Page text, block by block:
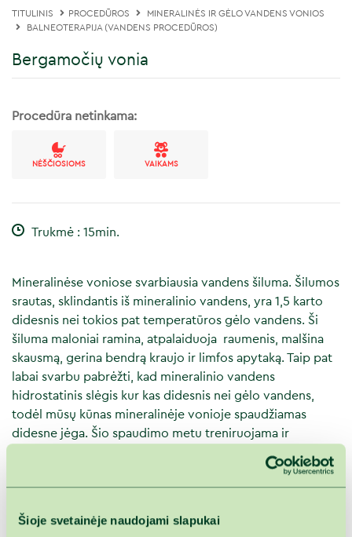
Šioje svetainėje naudojami slapukai
TITULINIS PROCEDŪROS
MINERALINĖS IR GĖLO VANDENS VONIOS
BALNEOTERAPIJA (VANDENS PROCEDŪROS)
Bergamočių vonia
Procedūra netinkama:
NĖŠČIOSIOMS VAIKAMS
Trukmė : 15min.
Mineralinėse voniose svarbiausia vandens šiluma. Šilumos
srautas, sklindantis iš mineralinio vandens, yra 1,5 karto
didesnis nei tokios pat temperatūros gėlo vandens. Ši
šiluma maloniai ramina, atpalaiduoja raumenis, malšina
skausmą, gerina bendrą kraujo ir limfos apytaką. Taip pat
labai svarbu pabrėžti, kad mineralinio vandens
hidrostatinis slėgis kur kas didesnis nei gėlo vandens,
todėl mūsų kūnas mineralinėje vonioje spaudžiamas
didesne jėga. Šio spaudimo metu treniruojama ir
tuo stipresnis, kuo didesnės mineralizacijos vanduo.
bergamočių vonios patirtį, kuri ne tik nuramins kūną, bet